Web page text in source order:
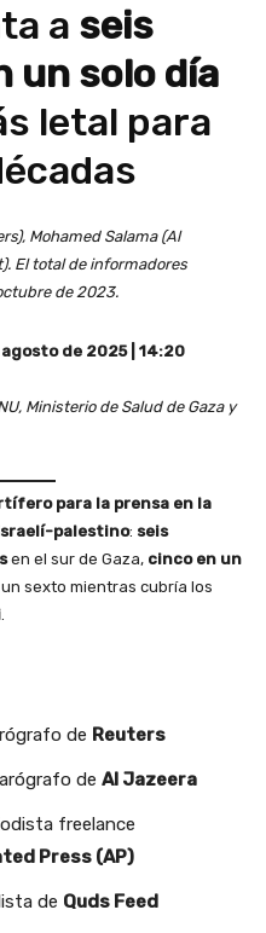
a seis
un solo día
letal para
Mohamed Salama (Al
El total de informadores
de 2023.
de 2025 | 14:20
Ministerio de Salud de Gaza y
para la prensa en la
palestino: seis
en el sur de Gaza, cinco en un
un sexto mientras cubría los
.
de Reuters
de Al Jazeera
freelance
Press (AP)
de Quds Feed